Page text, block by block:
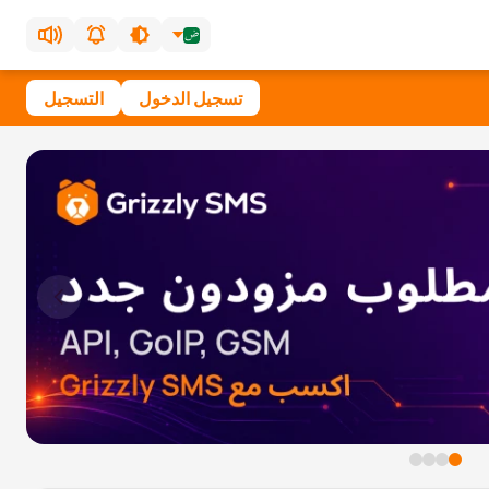
تسجيل الدخول التسجيل